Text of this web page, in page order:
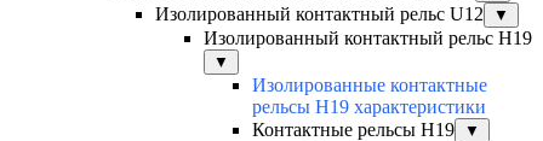
Изолированный контактный рельс U12 ▼
Изолированный контактный рельс Н19
▼
Изолированные контактные
рельсы Н19 характеристики
Контактные рельсы H19
▼